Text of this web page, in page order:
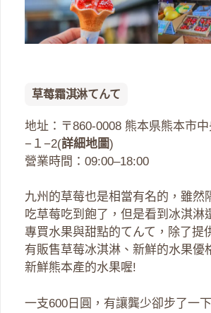
草莓霜淇淋てんて
地址：〒860-0008 熊本県熊本市
−１−2(詳細地圖)
營業時間：09:00–18:00
九州的草莓也是相當有名的，雖然
吃草莓吃到飽了，但是看到冰淇淋
專買水果與甜點的てんて，除了提
有販售草莓冰淇淋、新鮮的水果優
新鮮熊本產的水果喔!
一支600日圓，有讓龔少卻步了一